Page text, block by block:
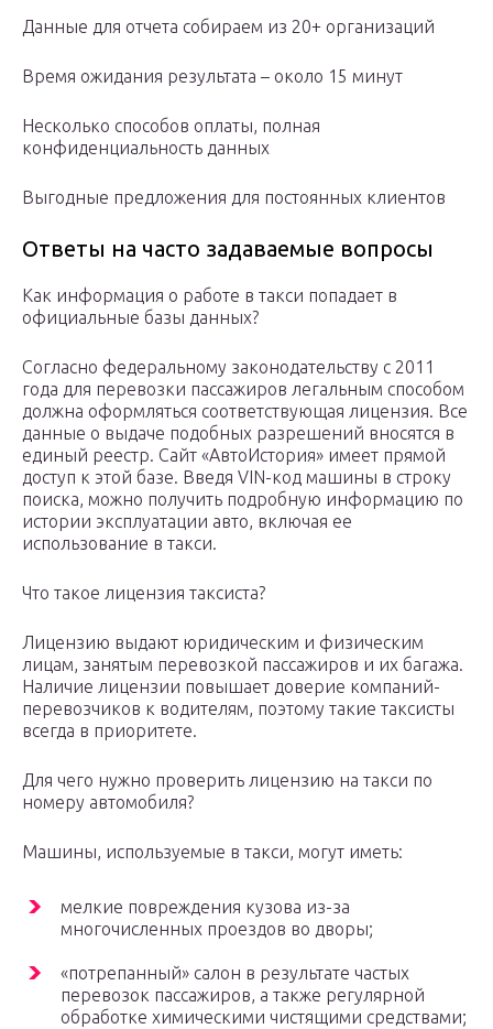
Данные для отчета собираем из 20+ организаций
Время ожидания результата – около 15 минут
Несколько способов оплаты, полная
конфиденциальность данных
Выгодные предложения для постоянных клиентов
Ответы на часто задаваемые вопросы
Как информация о работе в такси попадает в
официальные базы данных?
Согласно федеральному законодательству с 2011
года для перевозки пассажиров легальным способом
должна оформляться соответствующая лицензия. Все
данные о выдаче подобных разрешений вносятся в
единый реестр. Сайт «АвтоИстория» имеет прямой
доступ к этой базе. Введя VIN-код машины в строку
поиска, можно получить подробную информацию по
истории эксплуатации авто, включая ее
использование в такси.
Что такое лицензия таксиста?
Лицензию выдают юридическим и физическим
лицам, занятым перевозкой пассажиров и их багажа.
Наличие лицензии повышает доверие компаний-
перевозчиков к водителям, поэтому такие таксисты
всегда в приоритете.
Для чего нужно проверить лицензию на такси по
номеру автомобиля?
Машины, используемые в такси, могут иметь:
мелкие повреждения кузова из-за
многочисленных проездов во дворы;
«потрепанный» салон в результате частых
перевозок пассажиров, а также регулярной
обработке химическими чистящими средствами;